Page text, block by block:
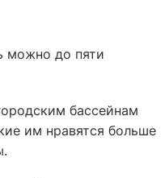
можно до пяти
бассейнам
им нравятся больше